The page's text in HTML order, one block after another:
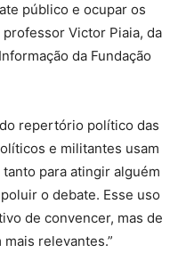
público e ocupar os
Victor Piaia, da
da Fundação
repertório político das
e militantes usam
para atingir alguém
o debate. Esse uso
de convencer, mas de
relevantes.”